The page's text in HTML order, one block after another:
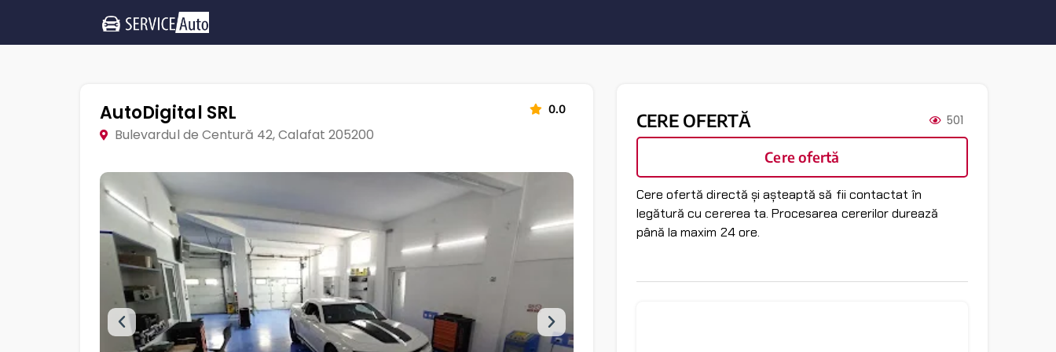
AutoDigital SRL 0.0
Bulevardul de Centură 42, Calafat 205200
CERE OFERTĂ 501
Cere ofertă
Cere ofertă directă și așteaptă să fii contactat în
legătură cu cererea ta. Procesarea cererilor durează
până la maxim 24 ore.